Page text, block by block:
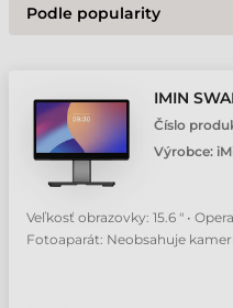
IMIN
Číslo
Výrobce:
Veľkosť obrazovky: 15.6 " •
Fotoaparát: Neobsahuje